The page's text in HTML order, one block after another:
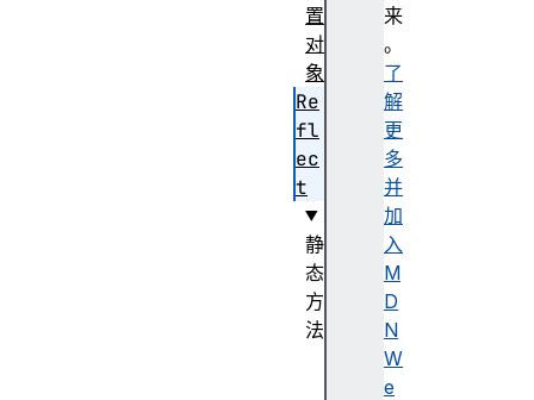
来
。
了
解
更
多
并
加
入
M
D
N
W
e
置
对
象
Re
fl
ec
t
静
态
方
法